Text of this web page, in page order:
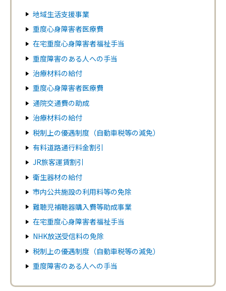
地域生活支援事業
重度心身障害者医療費
在宅重度心身障害者福祉手当
重度障害のある人への手当
治療材料の給付
重度心身障害者医療費
通院交通費の助成
治療材料の給付
税制上の優遇制度（自動車税等の減免）
有料道路通行料金割引
JR旅客運賃割引
衛生器材の給付
市内公共施設の利用料等の免除
難聴児補聴器購入費等助成事業
在宅重度心身障害者福祉手当
NHK放送受信料の免除
税制上の優遇制度（自動車税等の減免）
重度障害のある人への手当